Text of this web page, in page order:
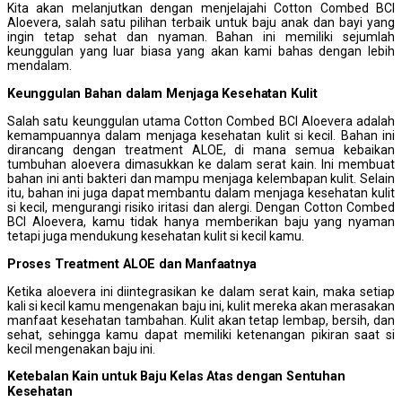
Kita akan melanjutkan dengan menjelajahi Cotton Combed BCI
Aloevera, salah satu pilihan terbaik untuk baju anak dan bayi yang
ingin tetap sehat dan nyaman. Bahan ini memiliki sejumlah
keunggulan yang luar biasa yang akan kami bahas dengan lebih
mendalam.
Keunggulan Bahan dalam M enjaga Kesehatan Kulit
Salah satu keunggulan utama Cotton Combed BCI Aloevera adalah
kemampuannya dalam menjaga kesehatan kulit si kecil. Bahan ini
dirancang dengan treatment ALOE, di mana semua kebaikan
tumbuhan aloevera dimasukkan ke dalam serat kain. Ini membuat
bahan ini anti bakteri dan mampu menjaga kelembapan kulit. Selain
itu, bahan ini juga dapat membantu dalam menjaga kesehatan kulit
si kecil, mengurangi risiko iritasi dan alergi. Dengan Cotton Combed
BCI Aloevera, kamu tidak hanya memberikan baju yang nyaman
tetapi juga mendukung kesehatan kulit si kecil kamu.
Proses Treatment ALOE dan Manfaatnya
Ketika aloevera ini diintegrasikan ke dalam serat kain, maka setiap
kali si kecil kamu mengenakan baju ini, kulit mereka akan merasakan
manfaat kesehatan tambahan. Kulit akan tetap lembap, bersih, dan
sehat, sehingga kamu dapat memiliki ketenangan pikiran saat si
kecil mengenakan baju ini.
Ketebalan Kain untuk Baju KelasAtas denganSentuhan
Kesehatan